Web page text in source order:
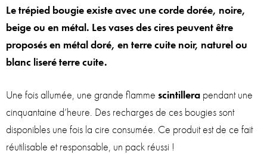
Le trépied bougie existe avec une corde dorée, noire,
beige ou en métal. Les vases des cires peuvent être
proposés en métal doré, en terre cuite noir, naturel ou
blanc liseré terre cuite.
Une fois allumée, une grande flamme scintillera pendant une
cinquantaine d’heure. Des recharges de ces bougies sont
disponibles une fois la cire consumée. Ce produit est de ce fait
réutilisable et responsable, un pack réussi !